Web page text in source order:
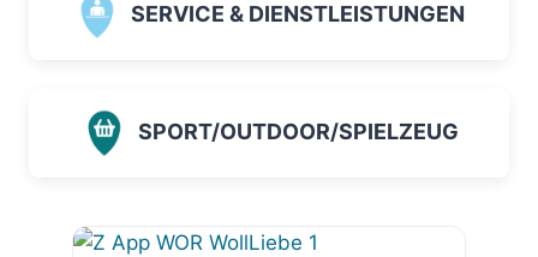
SERVICE & DIENSTLEISTUNGEN
SPORT/OUTDOOR/SPIELZEUG